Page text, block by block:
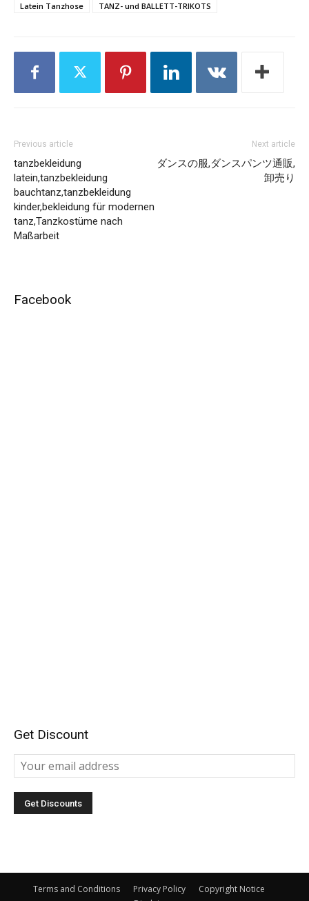
Latein Tanzhose
TANZ- und BALLETT-TRIKOTS
Previous article
tanzbekleidung
latein,tanzbekleidung
bauchtanz,tanzbekleidung
kinder,bekleidung für modernen
tanz,Tanzkostüme nach
Maßarbeit
Next article
ダンスの服,ダンスパンツ通販,
卸売り
Facebook
Get Discount
Terms and Conditions Privacy Policy
Copyright Notice